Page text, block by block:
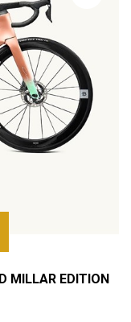
MILLAR EDITION